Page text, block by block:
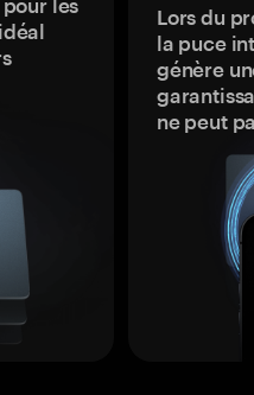
les
Lors du
la puce
génère
ne peut